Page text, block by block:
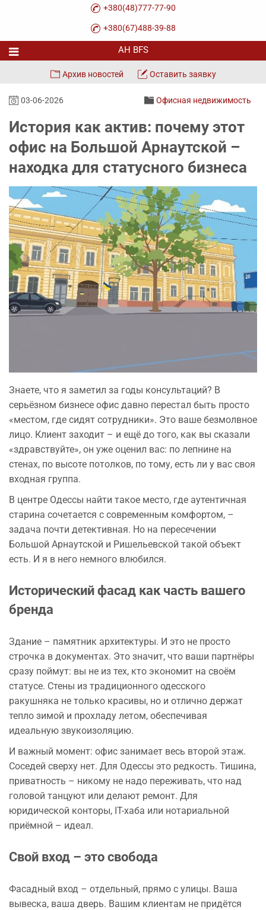
+380(48)777-77-90
+380(67)488-39-88
Архив новостей Оставить заявку
03-06-2026 Офисная недвижимость
История как актив: почему этот
офис на Большой Арнаутской –
находка для статусного бизнеса
Знаете, что я заметил за годы консультаций? В
серьёзном бизнесе офис давно перестал быть просто
«местом, где сидят сотрудники». Это ваше безмолвное
лицо. Клиент заходит – и ещё до того, как вы сказали
«здравствуйте», он уже оценил вас: по лепнине на
стенах, по высоте потолков, по тому, есть ли у вас своя
входная группа.
В центре Одессы найти такое место, где аутентичная
старина сочетается с современным комфортом, –
задача почти детективная. Но на пересечении
Большой Арнаутской и Ришельевской такой объект
есть. И я в него немного влюбился.
Исторический фасад как часть вашего
бренда
Здание – памятник архитектуры. И это не просто
строчка в документах. Это значит, что ваши партнёры
сразу поймут: вы не из тех, кто экономит на своём
статусе. Стены из традиционного одесского
ракушняка не только красивы, но и отлично держат
тепло зимой и прохладу летом, обеспечивая
идеальную звукоизоляцию.
И важный момент: офис занимает весь второй этаж.
Соседей сверху нет. Для Одессы это редкость. Тишина,
приватность – никому не надо переживать, что над
головой танцуют или делают ремонт. Для
юридической конторы, IT-хаба или нотариальной
приёмной – идеал.
Свой вход – это свобода
Фасадный вход – отдельный, прямо с улицы. Ваша
вывеска, ваша дверь. Вашим клиентам не придётся